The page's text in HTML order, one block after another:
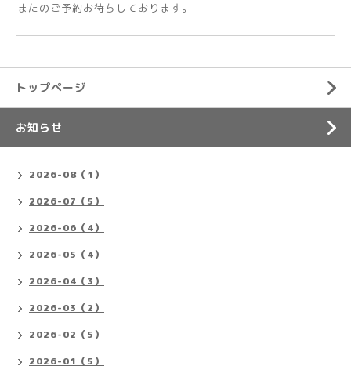
またのご予約お待ちしております。
トップページ
お知らせ
2026-08（1）
2026-07（5）
2026-06（4）
2026-05（4）
2026-04（3）
2026-03（2）
2026-02（5）
2026-01（5）